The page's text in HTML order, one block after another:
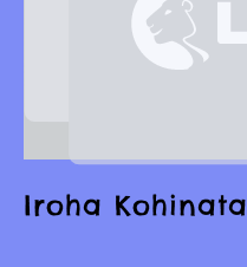
Iroha Kohinata